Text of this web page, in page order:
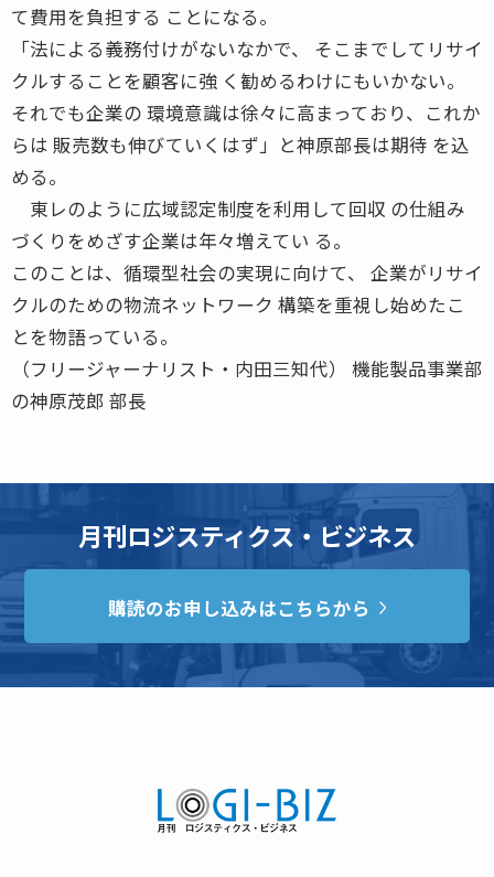
て費用を負担する ことになる。
「法による義務付けがないなかで、 そこまでしてリサイ
クルすることを顧客に強 く勧めるわけにもいかない。
それでも企業の 環境意識は徐々に高まっており、これか
らは 販売数も伸びていくはず」と神原部長は期待 を込
める。
東レのように広域認定制度を利用して回収 の仕組み
づくりをめざす企業は年々増えてい る。
このことは、循環型社会の実現に向けて、 企業がリサイ
クルのための物流ネットワーク 構築を重視し始めたこ
とを物語っている。
（フリージャーナリスト・内田三知代） 機能製品事業部
の神原茂郎 部長
月刊ロジスティクス・ビジネス
購読のお申し込みはこちらから